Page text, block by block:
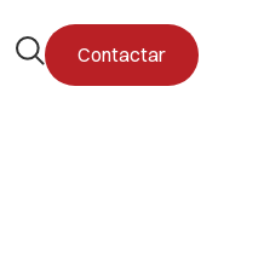
AbrirContactar